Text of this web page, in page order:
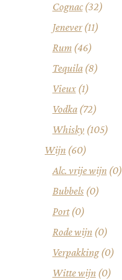
Cognac (32)
Jenever (11)
Rum (46)
Tequila (8)
Vieux (1)
Vodka (72)
Whisky (105)
Wijn (60)
Alc. vrije wijn (0)
Bubbels (0)
Port (0)
Rode wijn (0)
Verpakking (0)
Witte wijn (0)